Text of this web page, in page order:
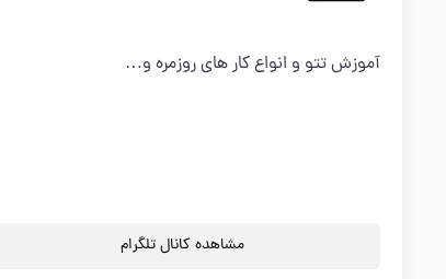
آموزش تتو و انواع کار های روزمره و…
مشاهده کانال تلگرام